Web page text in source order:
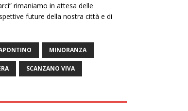
rimaniamo in attesa delle
future della nostra città e di
MINORANZA
SCANZANO VIVA